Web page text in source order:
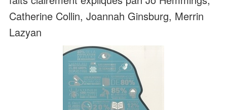
Catherine Collin, Joannah Ginsburg, Merrin
Lazyan